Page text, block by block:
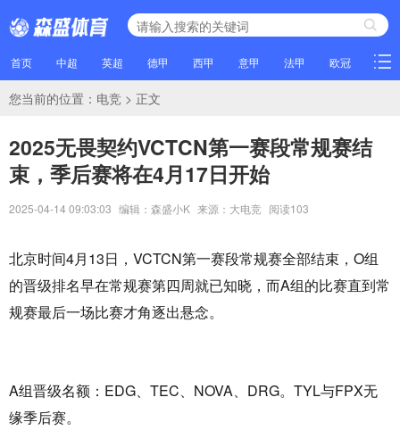
首页 中超 英超 德甲 西甲 意甲 法甲 欧冠 NBA
您当前的位置： 电竞 > 正文
2025无畏契约VCTCN第一赛段常规赛结
束，季后赛将在4月17日开始
2025-04-14 09:03:03 编辑：森盛小K 来源：大电竞 阅读103
北京时间4月13日，VCTCN第一赛段常规赛全部结束，O组
的晋级排名早在常规赛第四周就已知晓，而A组的比赛直到常
规赛最后一场比赛才角逐出悬念。
A组晋级名额：EDG、TEC、NOVA、DRG。TYL与FPX无
缘季后赛。